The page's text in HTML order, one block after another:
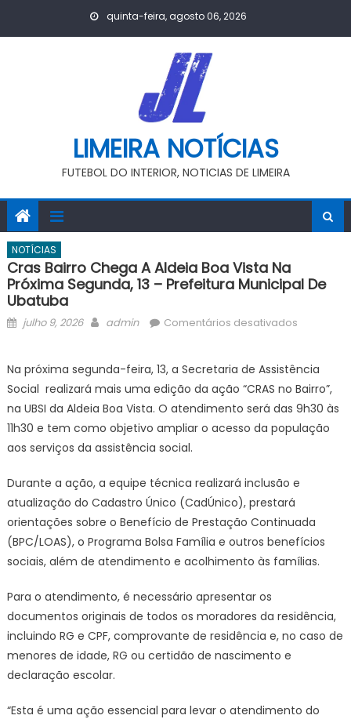
quinta-feira, agosto 06, 2026
LIMEIRA NOTÍCIAS
FUTEBOL DO INTERIOR, NOTICIAS DE LIMEIRA
NOTÍCIAS
Cras Bairro Chega A Aldeia Boa Vista Na
Próxima Segunda, 13 – Prefeitura Municipal De
Ubatuba
Posted
julho 9, 2026 Author
admin Comentários desativadosem
chega
a
Aldeia
Boa
próxima
13
–
Prefeitura
Ubatuba
Na próxima segunda-feira, 13, a Secretaria de Assistência
Social realizará mais uma edição da ação “CRAS no Bairro”,
na UBSI da Aldeia Boa Vista. O atendimento será das 9h30 às
11h30 e tem como objetivo ampliar o acesso da população
aos serviços da assistência social.
Durante a ação, a equipe técnica realizará inclusão e
atualização do Cadastro Único (CadÚnico), prestará
orientações sobre o Benefício de Prestação Continuada
(BPC/LOAS), o Programa Bolsa Família e outros benefícios
sociais, além de atendimento e acolhimento às famílias.
Para o atendimento, é necessário apresentar os
documentos originais de todos os moradores da residência,
incluindo RG e CPF, comprovante de residência e, no caso de
menores de idade, RG ou certidão de nascimento e
declaração escolar.
“Esta é uma ação essencial para levar o atendimento do